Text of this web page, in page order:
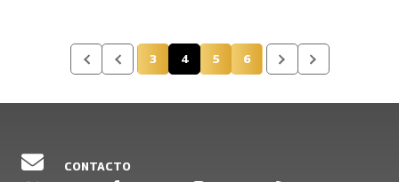
Página
3 Página actual
4 Página
5 Página
6
CONTACTO